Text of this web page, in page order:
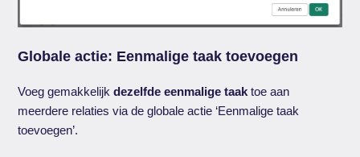
Globale actie: Eenmalige taak toevoegen
Voeg gemakkelijkdezelfde eenmalige taak toe aan
meerdere relaties via de globale actie ‘Eenmalige taak
toevoegen’.